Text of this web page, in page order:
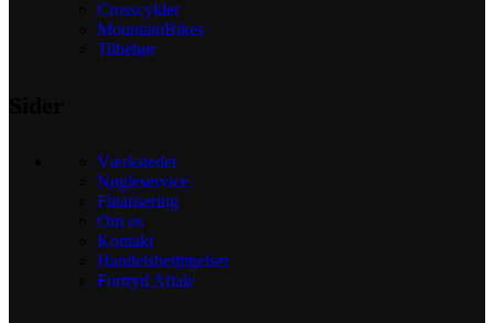
Crosscykler
MountainBikes
Tilbehør
Værkstedet
Nøgleservice
Finansering
Om os
Kontakt
Handelsbetingelser
Fortryd Aftale